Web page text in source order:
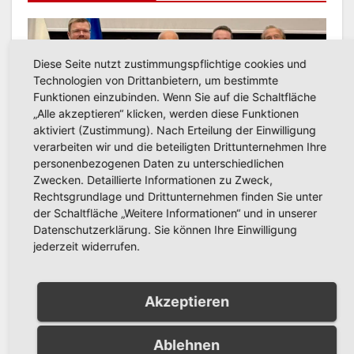
AKTUELLES
Arnsberger gratulieren der
Partnerstadt Olesno zum
800-jährigen Stadtjubiläum
JULI 27, 2026 RONNY GÄNGLER
Schützenfest Bachum 2026:
Fotos und Video vom
Festzug in Bachum jetzt
JULI 20, 2026 RONNY GÄNGLER
Diese Seite nutzt zustimmungspflichtige cookies und
Technologien von Drittanbietern, um bestimmte
Funktionen einzubinden. Wenn Sie auf die Schaltfläche
„Alle akzeptieren“ klicken, werden diese Funktionen
aktiviert (Zustimmung). Nach Erteilung der Einwilligung
verarbeiten wir und die beteiligten Drittunternehmen Ihre
personenbezogenen Daten zu unterschiedlichen
Zwecken. Detaillierte Informationen zu Zweck,
Rechtsgrundlage und Drittunternehmen finden Sie unter
der Schaltfläche „Weitere Informationen“ und in unserer
Datenschutzerklärung. Sie können Ihre Einwilligung
jederzeit widerrufen.
Akzeptieren
Ablehnen